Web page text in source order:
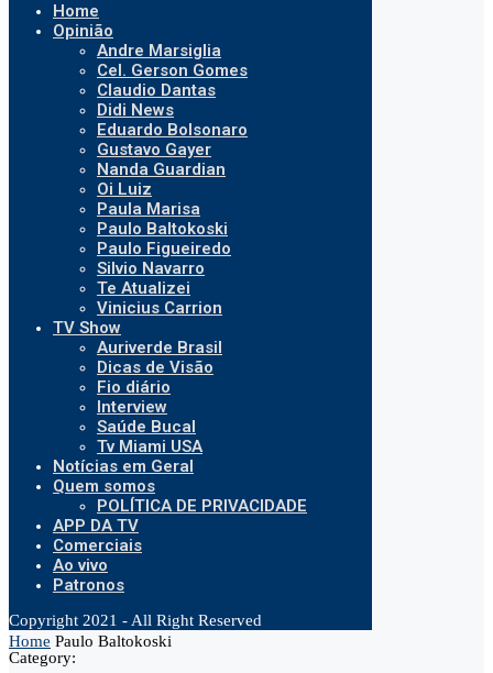
Home
Opinião
Andre Marsiglia
Cel. Gerson Gomes
Claudio Dantas
Didi News
Eduardo Bolsonaro
Gustavo Gayer
Nanda Guardian
Oi Luiz
Paula Marisa
Paulo Baltokoski
Paulo Figueiredo
Silvio Navarro
Te Atualizei
Vinicius Carrion
TV Show
Auriverde Brasil
Dicas de Visão
Fio diário
Interview
Saúde Bucal
Tv Miami USA
Notícias em Geral
Quem somos
POLÍTICA DE PRIVACIDADE
APP DA TV
Comerciais
Ao vivo
Patronos
Copyright 2021 - All Right Reserved
Home Paulo Baltokoski
Category: